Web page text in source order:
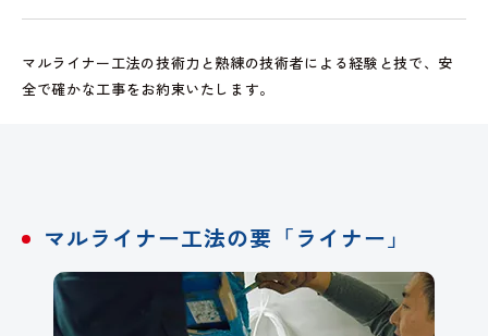
マルライナー工法の技術力と熟練の技術者による経験と技で、安
全で確かな工事をお約束いたします。
マルライナー工法の要「ライナー」